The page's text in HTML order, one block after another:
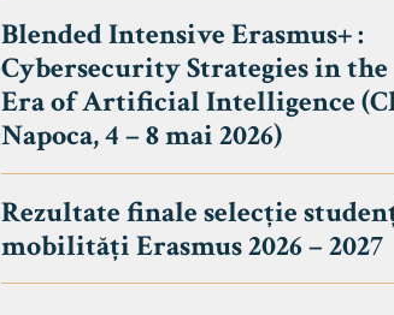
Blended Intensive Erasmus+ :
Cybersecurity Strategies in the
Era of Artificial Intelligence
Napoca, 4 – 8 mai 2026)
Rezultate finale selecție
mobilități Erasmus 2026 – 2027